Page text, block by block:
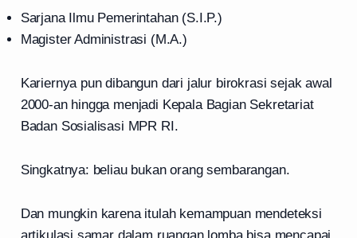
Sarjana Ilmu Pemerintahan (S.I.P.)
Magister Administrasi (M.A.)
Kariernya pun dibangun dari jalur birokrasi sejak awal
2000-an hingga menjadi Kepala Bagian Sekretariat
Badan Sosialisasi MPR RI.
Singkatnya: beliau bukan orang sembarangan.
Dan mungkin karena itulah kemampuan mendeteksi